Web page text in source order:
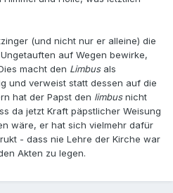
(und nicht nur er alleine) die
auf Wegen bewirke,
macht den Limbusals
und verweist statt dessen auf die
hat der Papst den limbusnicht
da jetzt Kraft päpstlicher Weisung
wäre, er hat sich vielmehr dafür
- dass nie Lehre der Kirche war
Akten zu legen.